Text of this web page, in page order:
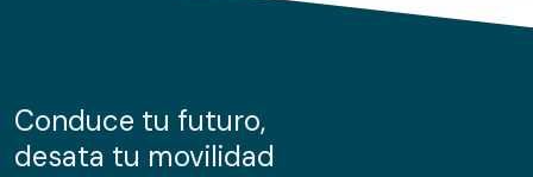
información sobre el uso que haga del sitio web con
nuestros partners de redes sociales, publicidad y análisis
Conduce tu futuro,
desata tu movilidad